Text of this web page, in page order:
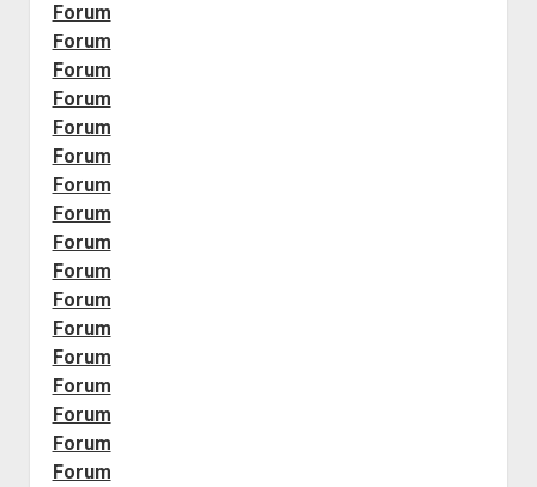
Forum
Forum
Forum
Forum
Forum
Forum
Forum
Forum
Forum
Forum
Forum
Forum
Forum
Forum
Forum
Forum
Forum